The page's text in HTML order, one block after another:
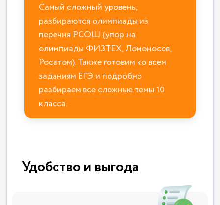
Самый сложный уровень,
разбираются олимпиады из
перечня РСОШ (упор на
олимпиады ФИЗТЕХ, Ломоносов,
Росатом). Также готовим ко всем
заданиям ЕГЭ и подробно
разбираем все сложные темы 10
класса.
Удобство и выгода